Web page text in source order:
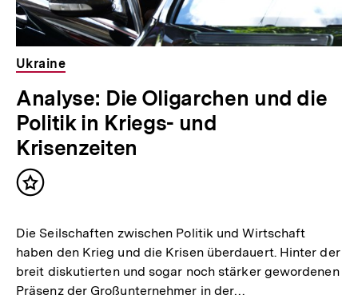
Ukraine
Analyse: Die Oligarchen und die
Politik in Kriegs- und
Krisenzeiten
Inhalt
Die Seilschaften zwischen Politik und Wirtschaft
haben den Krieg und die Krisen überdauert. Hinter der
breit diskutierten und sogar noch stärker gewordenen
Präsenz der Großunternehmer in der…